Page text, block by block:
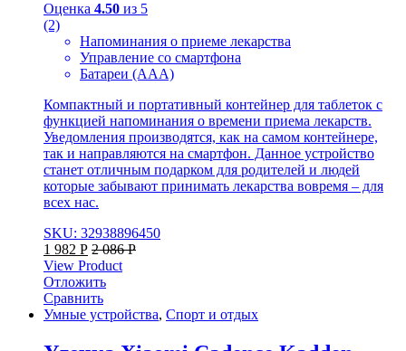
Оценка 4.50 из 5
(2)
Напоминания о приеме лекарства
Управление со смартфона
Батареи (ААА)
Компактный и портативный контейнер для таблеток с
функцией напоминания о времени приема лекарств.
Уведомления производятся, как на самом контейнере,
так и направляются на смартфон. Данное устройство
станет отличным подарком для родителей и людей
которые забывают принимать лекарства вовремя – для
всех нас.
SKU: 32938896450
1 982 Р 2 086Р
View Product
Отложить
Сравнить
Умные устройства, Спорт и отдых